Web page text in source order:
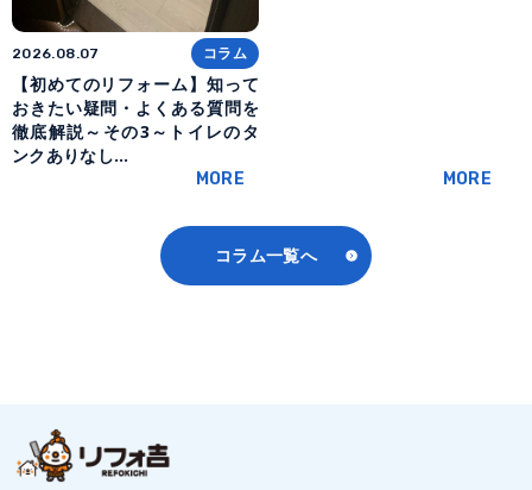
2026.08.07 コラム
【初めてのリフォーム】知って
おきたい疑問・よくある質問を
徹底解説～その3～トイレのタ
ンクありなし…
MORE MORE
コラム一覧へ